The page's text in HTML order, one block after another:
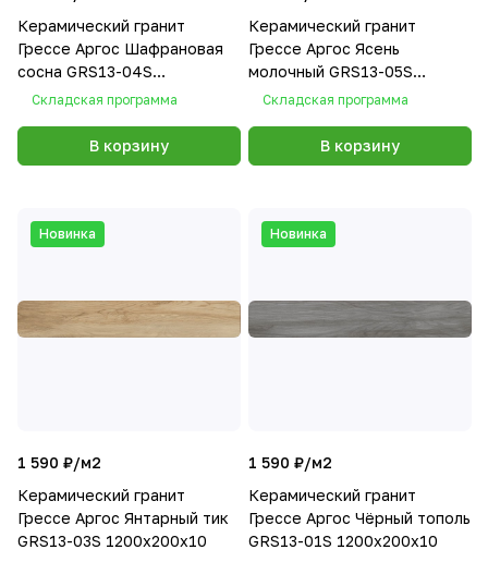
Керамический гранит
Грессе Аргос Шафрановая
сосна GRS13-04S
1200x200x10
Складская программа
В корзину
Керамический гранит
Грессе Аргос Ясень
молочный GRS13-05S
1200x200x10
Складская программа
В корзину
Новинка
1 590 ₽/м2
Керамический гранит
Грессе Аргос Янтарный тик
GRS13-03S 1200x200x10
Новинка
1 590 ₽/м2
Керамический гранит
Грессе Аргос Чёрный тополь
GRS13-01S 1200x200x10